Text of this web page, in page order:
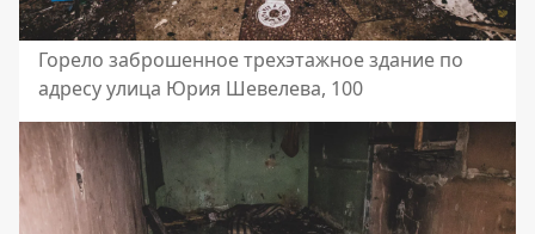
Горело заброшенное трехэтажное здание по
адресу улица Юрия Шевелева, 100